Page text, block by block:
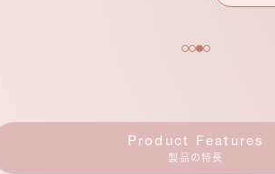
Product Features
製品の特長